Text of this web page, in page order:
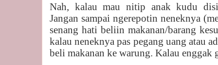
Nah, kalau mau nitip anak kudu
Jangan sampai ngerepotin neneknya
senang hati beliin makanan/barang
kalau neneknya pas pegang uang atau
beli makanan ke warung. Kalau enggak